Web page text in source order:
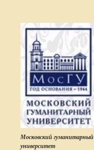
Московский гуманитарный
университет